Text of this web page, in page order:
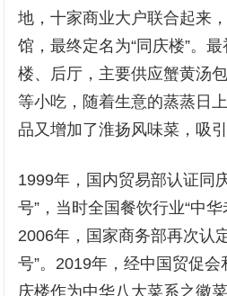
地，十家商业大户联合起来
馆，最终定名为“同庆楼”。
楼、后厅，主要供应蟹黄汤
等小吃，随着生意的蒸蒸日
品又增加了淮扬风味菜，吸
1999年，国内贸易部认证同
号”，当时全国餐饮行业“中华
2006年，国家商务部再次认
号”。2019年，经中国贸促
庆楼作为中华八大菜系之徽